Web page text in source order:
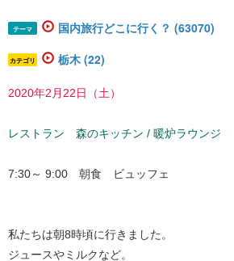
テーマ 国内旅行どこに行く？ (63070)
カテゴリ 栃木 (22)
2020年2月22日（土）
レストラン 森のキッチン / 暖炉ラウンジ
7:30～ 9:00 朝食 ビュッフェ
私たちは朝8時頃に行きました。
ジュースやミルクなど。